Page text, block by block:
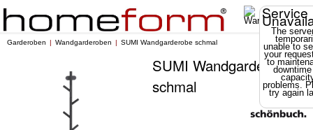
Service
The
unable to
your
to
problems.
try again
Garderoben Wandgarderoben SUMI Wandgarderobe schmal
SUMI Wandgarderobe
schmal